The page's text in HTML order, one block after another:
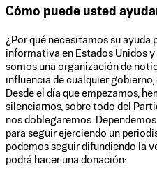
Cómo puede usted
¿Por qué necesitamos su
informativa en Estados Unidos
somos una organización de
influencia de cualquier
Desde el día que empezamos,
silenciarnos, sobre todo del
nos doblegaremos.
para seguir ejerciendo un
podemos seguir difundiendo la
podrá hacer una donación: